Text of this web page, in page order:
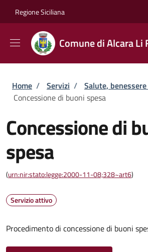
Regione Siciliana
Comune di Alcara Li
Briciole di pane
Home / Servizi / Salute,
Concessione di buoni spesa
Concessione di
spesa
(urn:nir:stato:legge:2000-11-08;328~art6)
Servizio attivo
Procedimento di concessione di buoni